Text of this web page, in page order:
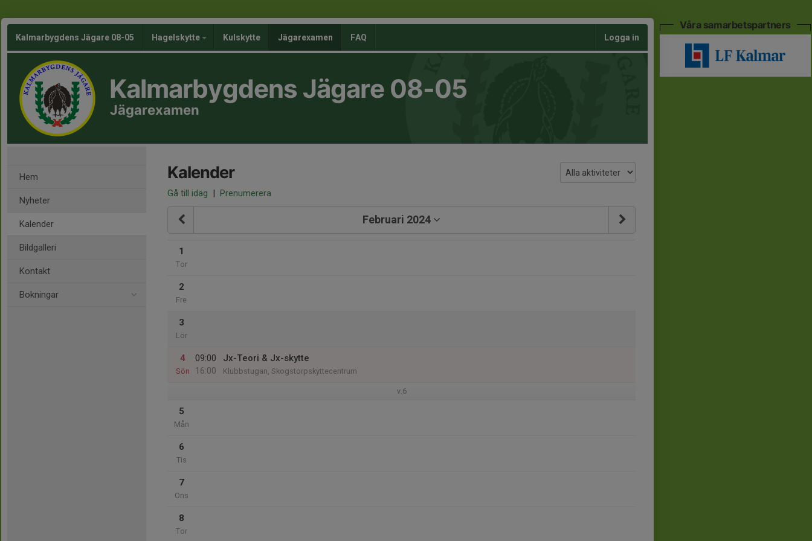
Kalmarbygdens Jägare 08-05 Hagelskytte Kulskytte Jägarexamen FAQ Logga in
Kalmarbygdens Jägare 08-05
Jägarexamen
Hem
Nyheter
Kalender
Bildgalleri
Kontakt
Bokningar
Kalender
Gå till idag | Prenumerera
Februari 2024
1
Tor
2
Fre
3
Lör
4
Sön
09:00
16:00
Jx-Teori & Jx-skytte
Klubbstugan, Skogstorpskyttecentrum
v.6
5
Mån
6
Tis
7
Ons
8
Tor
Våra samarbetspartners